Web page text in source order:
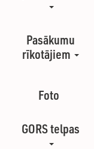
Pasākumu
rīkotājiem
Foto
GORS telpas